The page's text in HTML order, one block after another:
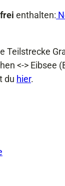
enthalten:
Teilstrecke
<-> Eibsee
du hier.